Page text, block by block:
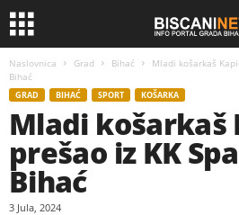
Naslovnica Grad Bihać
Mladi košarkaš
Bihać
GRAD BIHAĆ SPORT KOŠARKA
Mladi košarkaš
prešao iz KK
Bihać
3 Jula, 2024